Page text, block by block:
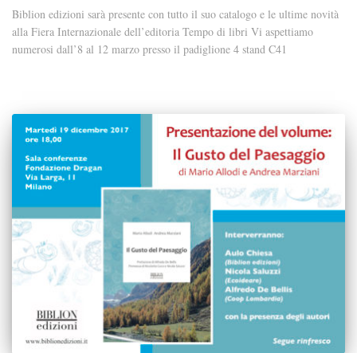
Biblion edizioni sarà presente con tutto il suo catalogo e le ultime novità
alla Fiera Internazionale dell’editoria Tempo di libri Vi aspettiamo
numerosi dall’8 al 12 marzo presso il padiglione 4 stand C41